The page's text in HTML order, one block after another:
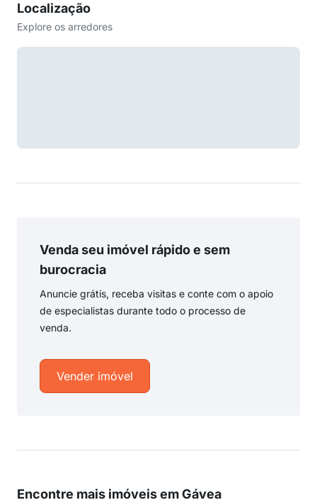
Localização
Explore os arredores
Venda seu imóvel rápido e sem
burocracia
Anuncie grátis, receba visitas e conte com o apoio
de especialistas durante todo o processo de
venda.
Vender imóvel
Encontre mais imóveis em Gávea